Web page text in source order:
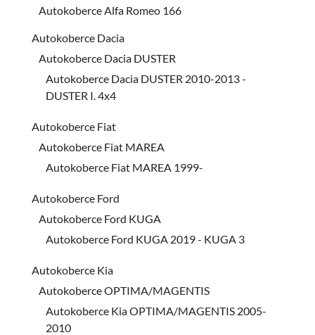
Autokoberce Alfa Romeo 166
Autokoberce Dacia
Autokoberce Dacia DUSTER
Autokoberce Dacia DUSTER 2010-2013 -
DUSTER I. 4x4
Autokoberce Fiat
Autokoberce Fiat MAREA
Autokoberce Fiat MAREA 1999-
Autokoberce Ford
Autokoberce Ford KUGA
Autokoberce Ford KUGA 2019 - KUGA 3
Autokoberce Kia
Autokoberce OPTIMA/MAGENTIS
Autokoberce Kia OPTIMA/MAGENTIS 2005-
2010